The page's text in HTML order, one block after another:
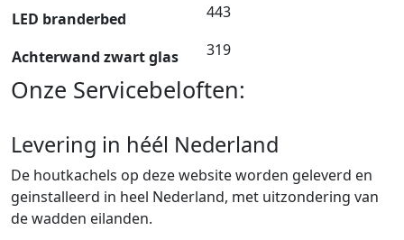
LED branderbed 443
Achterwand zwart glas 319
Onze Servicebeloften:
Levering in héél Nederland
De houtkachels op deze website worden geleverd en
geinstalleerd in heel Nederland, met uitzondering van
de wadden eilanden.